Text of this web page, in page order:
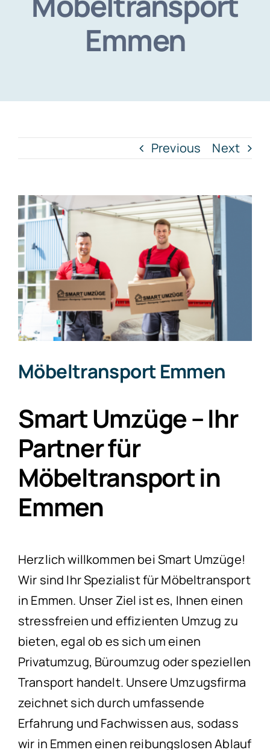
Emmen
Previous Next
View
Larger
Image
Möbeltransport Emmen
Smart Umzüge – Ihr
Partner für
Möbeltransport in
Emmen
Herzlich willkommen bei Smart Umzüge!
Wir sind Ihr Spezialist für Möbeltransport
in Emmen. Unser Ziel ist es, Ihnen einen
stressfreien und effizienten Umzug zu
bieten, egal ob es sich um einen
Privatumzug, Büroumzug oder speziellen
Transport handelt. Unsere Umzugsfirma
zeichnet sich durch umfassende
Erfahrung und Fachwissen aus, sodass
wir in Emmen einen reibungslosen Ablauf